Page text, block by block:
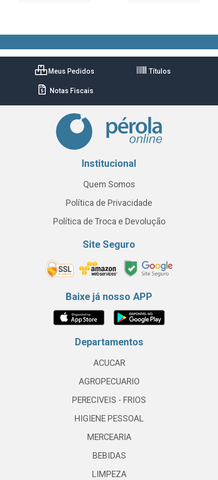
Meus Pedidos Títulos
Notas Fiscais
Institucional
Quem Somos
Política de Privacidade
Política de Troca e Devolução
Site Seguro
Baixe já nosso APP
Departamentos
ACUCAR
AGROPECUARIO
PERECIVEIS - FRIOS
HIGIENE PESSOAL
MERCEARIA
BEBIDAS
LIMPEZA